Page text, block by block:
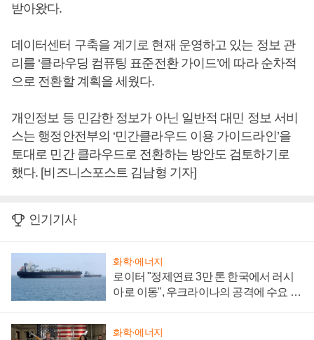
받아왔다.
데이터센터 구축을 계기로 현재 운영하고 있는 정보 관
리를 ‘클라우딩 컴퓨팅 표준전환 가이드’에 따라 순차적
으로 전환할 계획을 세웠다.
개인정보 등 민감한 정보가 아닌 일반적 대민 정보 서비
스는 행정안전부의 ‘민간클라우드 이용 가이드라인’을
토대로 민간 클라우드로 전환하는 방안도 검토하기로
했다. [비즈니스포스트 김남형 기자]
인기기사
화학·에너지
로이터 "정제연료 3만 톤 한국에서 러시
아로 이동", 우크라이나의 공격에 수요 늘
화학·에너지